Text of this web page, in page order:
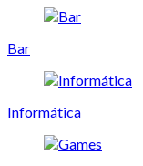
Bar
Informática